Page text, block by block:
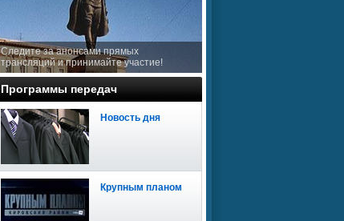
Следите за анонсами прямых
трансляций и принимайте участие!
Программы передач
Новость дня
Крупным планом